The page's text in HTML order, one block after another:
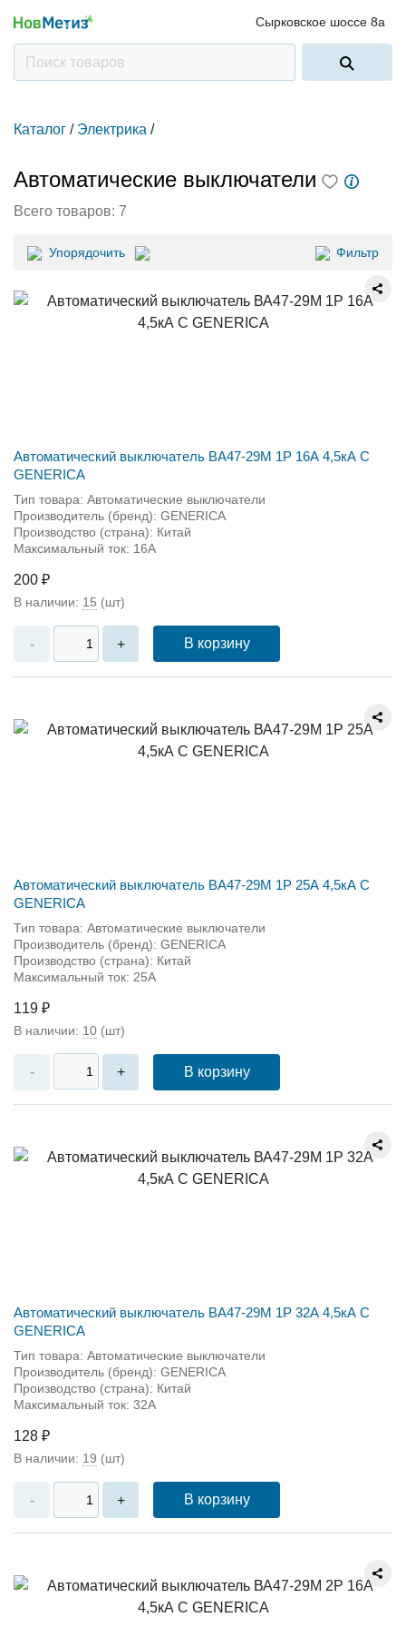
Сырковское шоссе 8а
Каталог / Электрика /
Автоматические выключатели
Всего товаров: 7
Упорядочить Фильтр
Автоматический выключатель ВА47-29М 1P 16А 4,5кА С
GENERICA
Тип товара: Автоматические выключатели
Производитель (бренд): GENERICA
Производство (страна): Китай
Максимальный ток: 16А
200 ₽
В наличии: 15 (шт)
- + В корзину
Автоматический выключатель ВА47-29М 1P 25А 4,5кА С
GENERICA
Тип товара: Автоматические выключатели
Производитель (бренд): GENERICA
Производство (страна): Китай
Максимальный ток: 25А
119 ₽
В наличии: 10 (шт)
- + В корзину
Автоматический выключатель ВА47-29М 1P 32А 4,5кА С
GENERICA
Тип товара: Автоматические выключатели
Производитель (бренд): GENERICA
Производство (страна): Китай
Максимальный ток: 32А
128 ₽
В наличии: 19 (шт)
- + В корзину